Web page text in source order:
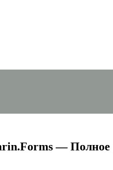
— Полное